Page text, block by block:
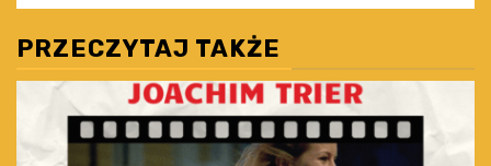
PRZECZYTAJ TAKŻE